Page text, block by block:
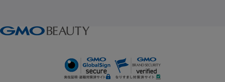
美容点滴
美容注射 ケミカルピーリング
ク治療
医療脱毛（ヒゲ）
ハイドラジェントル
ルメッカ ジェネシス
Vビーム シルファーム スネコス
その他